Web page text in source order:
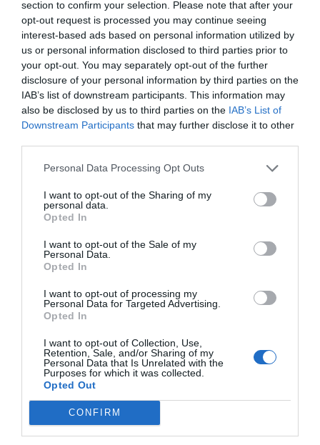
section to confirm your selection. Please note that after your
opt-out request is processed you may continue seeing
interest-based ads based on personal information utilized by
us or personal information disclosed to third parties prior to
your opt-out. You may separately opt-out of the further
disclosure of your personal information by third parties on the
IAB’s list of downstream participants. This information may
also be disclosed by us to third parties on the IAB’s List of
Downstream Participants that may further disclose it to other
Personal Data Processing Opt Outs
I want to opt-out of the Sharing of my
personal data.
Opted In
I want to opt-out of the Sale of my
Personal Data.
Opted In
I want to opt-out of processing my
Personal Data for Targeted Advertising.
Opted In
I want to opt-out of Collection, Use,
Retention, Sale, and/or Sharing of my
Personal Data that Is Unrelated with the
Purposes for which it was collected.
Opted Out
CONFIRM